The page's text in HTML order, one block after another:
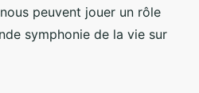
peuvent jouer un rôle
symphonie de la vie sur